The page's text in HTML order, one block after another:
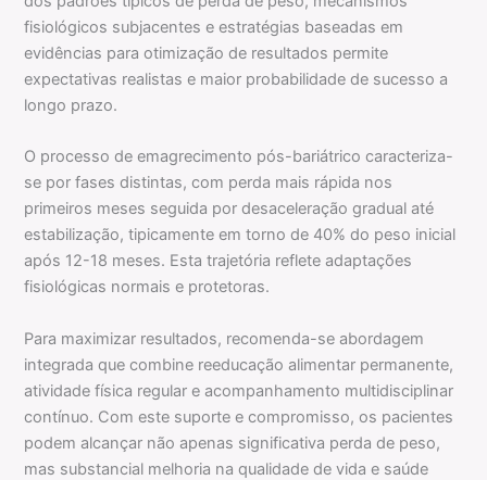
fisiológicos subjacentes e estratégias baseadas em
evidências para otimização de resultados permite
expectativas realistas e maior probabilidade de sucesso a
longo prazo.
O processo de emagrecimento pós-bariátrico caracteriza-
se por fases distintas, com perda mais rápida nos
primeiros meses seguida por desaceleração gradual até
estabilização, tipicamente em torno de 40% do peso inicial
após 12-18 meses. Esta trajetória reflete adaptações
fisiológicas normais e protetoras.
Para maximizar resultados, recomenda-se abordagem
integrada que combine reeducação alimentar permanente,
atividade física regular e acompanhamento multidisciplinar
contínuo. Com este suporte e compromisso, os pacientes
podem alcançar não apenas significativa perda de peso,
mas substancial melhoria na qualidade de vida e saúde